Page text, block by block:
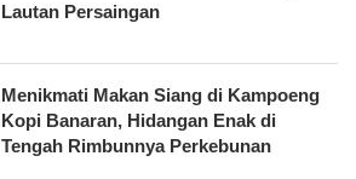
Lautan Persaingan
Menikmati Makan Siang di Kampoeng
Kopi Banaran, Hidangan Enak di
Tengah Rimbunnya Perkebunan